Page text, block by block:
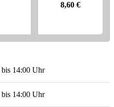
8,60 €
bis 14:00 Uhr
bis 14:00 Uhr